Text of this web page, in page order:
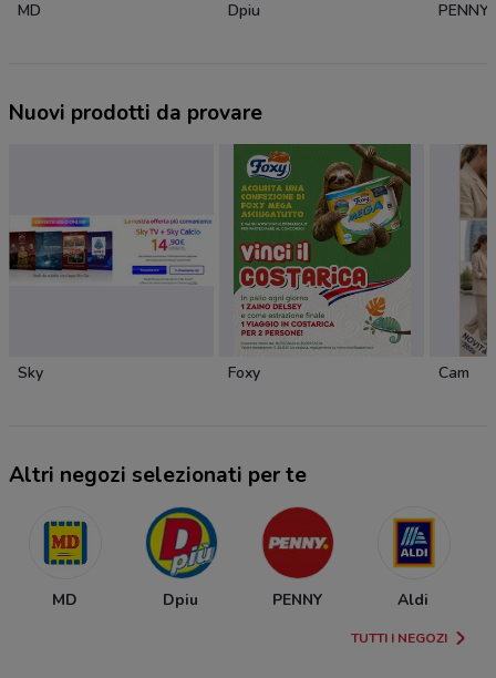
MD Dpiu PENNY
Nuovi prodotti da provare
Sky Foxy Cam
Altri negozi selezionati per te
MD Dpiu PENNY Aldi
TUTTI I NEGOZI